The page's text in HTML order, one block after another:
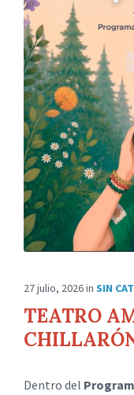
27 julio, 2026in SIN
TEATRO
Dentro del